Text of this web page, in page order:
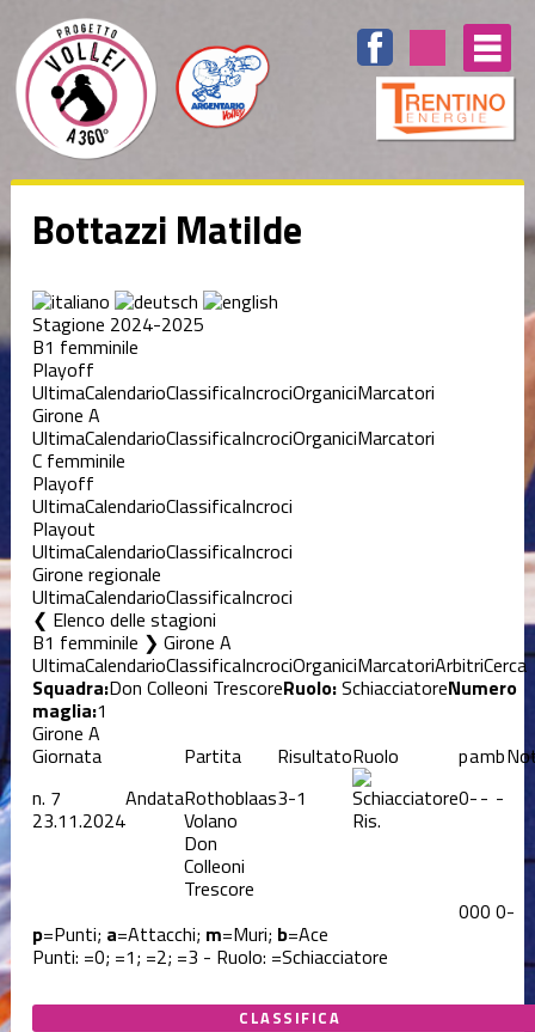
Bottazzi Matilde
Stagione 2024-2025
B1 femminile
Playoff
UltimaCalendarioClassificaIncrociOrganiciMarcatori
Girone A
UltimaCalendarioClassificaIncrociOrganiciMarcatori
C femminile
Playoff
UltimaCalendarioClassificaIncroci
Playout
UltimaCalendarioClassificaIncroci
Girone regionale
UltimaCalendarioClassificaIncroci
Elenco delle stagioni
B1 femminile ❯ Girone A
UltimaCalendarioClassificaIncrociOrganiciMarcatoriArbitriCerca
Squadra:Don Colleoni TrescoreRuolo:SchiacciatoreNumero
maglia:1
Girone A
Giornata Partita RisultatoRuolo pamb
n. 7
23.11.2024
AndataRothoblaas
Volano
Don
Colleoni
Trescore
3-1
Ris.
0-- -
000 0-
p=Punti; a=Attacchi; m=Muri; b=Ace
Punti: =0; =1; =2; =3 - Ruolo: =Schiacciatore
CLASSIFICA